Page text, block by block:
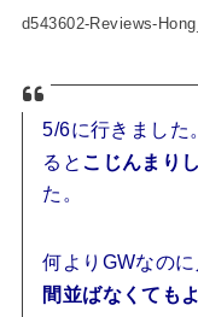
d543602-Reviews-
5/6に行きました
ると こじんまり
た。
何よりGWなのに
間並ばなくても